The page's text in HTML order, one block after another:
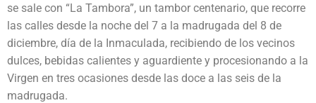
se sale con “La Tambora”, un tambor centenario, que recorre
las calles desde la noche del 7 a la madrugada del 8 de
diciembre, día de la Inmaculada, recibiendo de los vecinos
dulces, bebidas calientes y aguardiente y procesionando a la
Virgen en tres ocasiones desde las doce a las seis de la
madrugada.